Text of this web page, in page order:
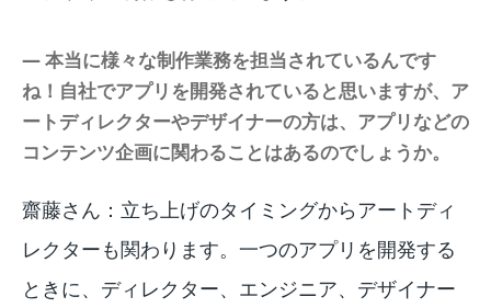
― 本当に様々な制作業務を担当されているんです
ね！自社でアプリを開発されていると思いますが、ア
ートディレクターやデザイナーの方は、アプリなどの
コンテンツ企画に関わることはあるのでしょうか。
齋藤さん：立ち上げのタイミングからアートディ
レクターも関わります。一つのアプリを開発する
ときに、ディレクター、エンジニア、デザイナー